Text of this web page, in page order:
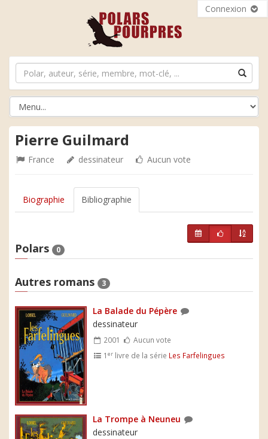
Connexion
Pierre Guilmard
France dessinateur Aucun vote
Biographie Bibliographie
Polars 0
Autres romans 3
La Balade du Pépère
dessinateur
2001
Aucun vote
1er livre de la série Les Farfelingues
La Trompe à Neuneu
dessinateur